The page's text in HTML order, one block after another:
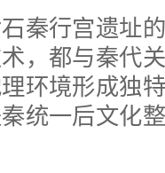
行宫遗址的
，都与秦代
环境形成独
统一后文化